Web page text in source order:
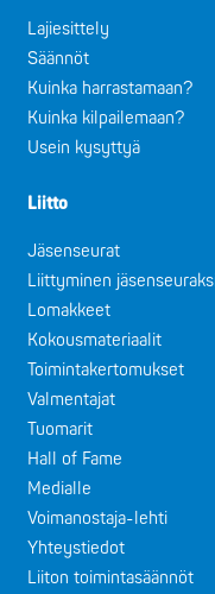
Lajiesittely
Säännöt
Kuinka harrastamaan?
Kuinka kilpailemaan?
Usein kysyttyä
Liitto
Jäsenseurat
Liittyminen
Lomakkeet
Kokousmateriaalit
Toimintakertomukset
Valmentajat
Tuomarit
Hall of Fame
Medialle
Voimanostaja-lehti
Yhteystiedot
Liiton toimintasäännöt